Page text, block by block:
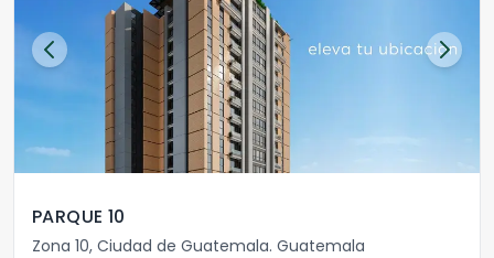
PARQUE 10
Zona 10, Ciudad de Guatemala. Guatemala